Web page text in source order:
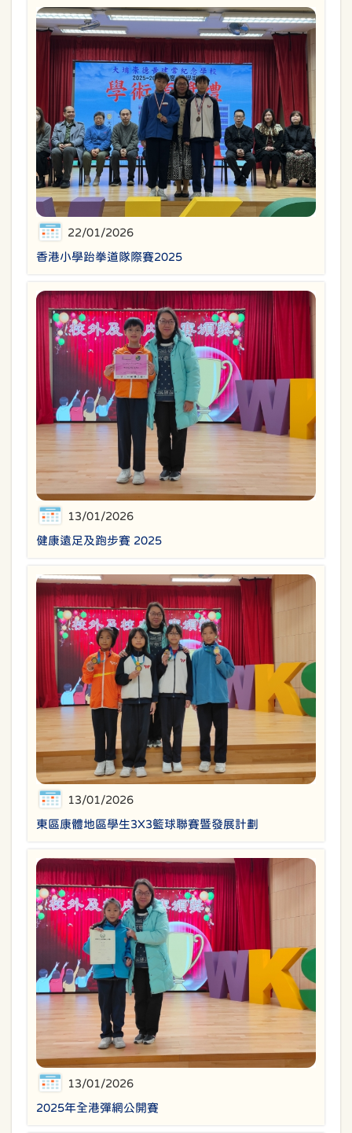
22/01/2026
香港小學跆拳道隊際賽2025
13/01/2026
健康遠足及跑步賽 2025
13/01/2026
東區康體地區學生3X3籃球聯賽暨發展計劃
13/01/2026
2025年全港彈網公開賽